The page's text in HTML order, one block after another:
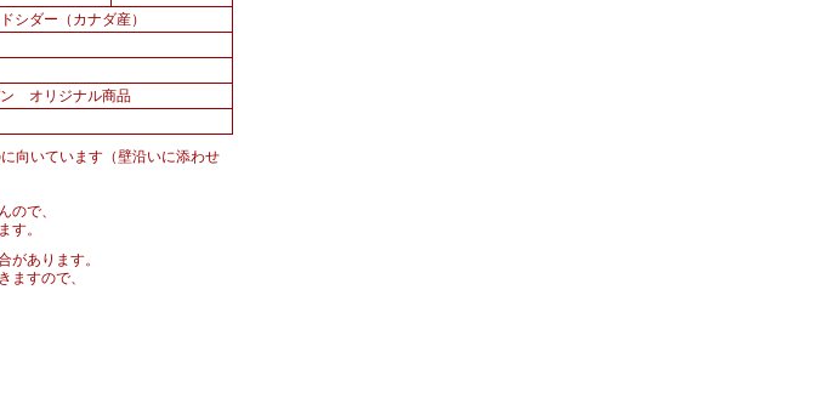
ダー（カナダ産）
オリジナル商品
向いています（壁沿いに添わせ
ので、
す。
があります。
ますので、